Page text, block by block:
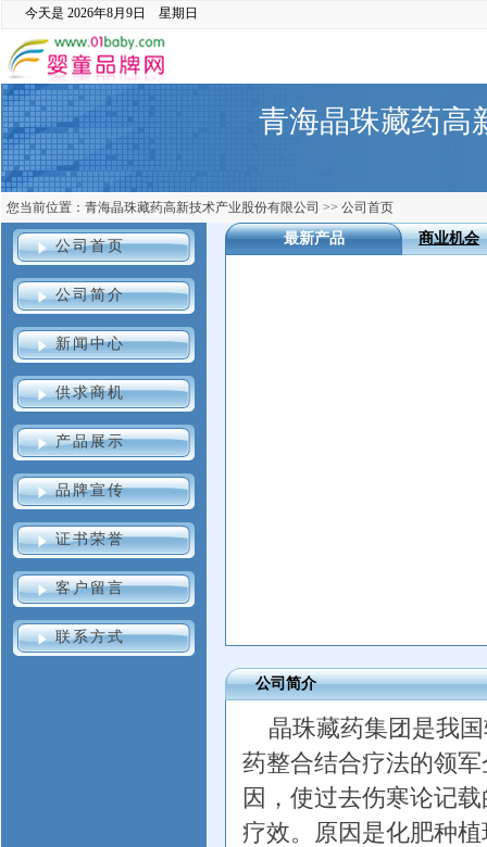
今天是 2026年8月9日 星期日
青海晶珠藏药高
您当前位置： 青海晶珠藏药高新技术产业股份有限公司 >> 公司首页
公司首页
公司简介
新闻中心
供求商机
产品展示
品牌宣传
证书荣誉
客户留言
联系方式
商业机会
最新产品
公司简介
晶珠藏药集团是我
药整合结合疗法的领
因，使过去伤寒论记
疗效。原因是化肥种